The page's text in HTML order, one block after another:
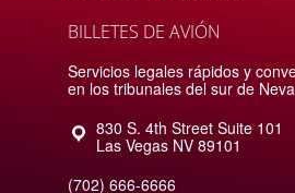
BILLETES DE AVIÓN
Servicios legales rápidos y
en los tribunales del sur de
830 S. 4th Street Suite 101
Las Vegas NV 89101
(702) 666-6666